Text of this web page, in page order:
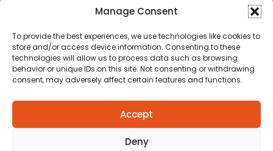
Manage Consent
To provide the best experiences, we use technologies like cookies to
store and/or access device information. Consenting to these
technologies will allow us to process data such as browsing
behavior or unique IDs on this site. Not consenting or withdrawing
consent, may adversely affect certain features and functions.
Accept
Deny
Todos os direitos reservados a Destaque Cuiabá
MT | 2025
Desenvolvido por Cafecursinho - soluções digitais